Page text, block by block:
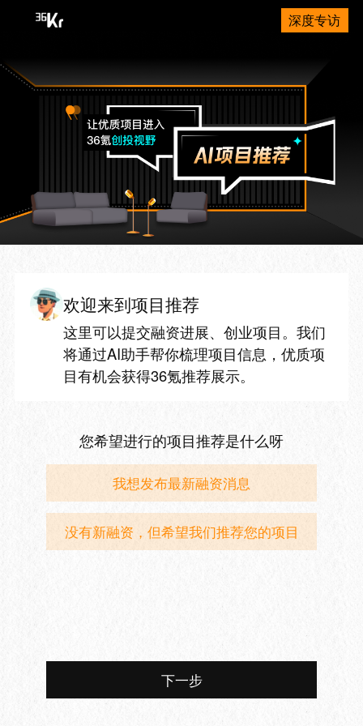
深度专访
欢迎来到项目推荐
这里可以提交融资进展、创业项目。我们
将通过AI助手帮你梳理项目信息，优质项
目有机会获得36氪推荐展示。
您希望进行的项目推荐是什么呀
我想发布最新融资消息
没有新融资，但希望我们推荐您的项目
下一步